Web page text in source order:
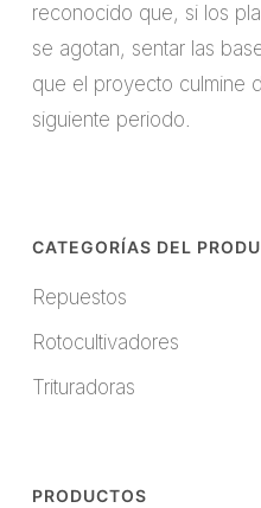
reconocido que, si los
se agotan, sentar las
que el proyecto culmine
siguiente periodo.
CATEGORÍAS DEL
Repuestos
Rotocultivadores
Trituradoras
PRODUCTOS